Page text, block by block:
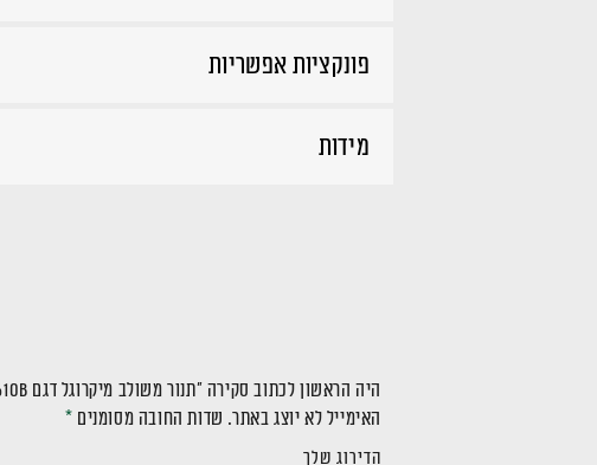
פונקציות אפשריות
מידות
היה הראשון לכתוב סקירה “תנור משולב מיקרוגל דגם CUISINE-7610B”
האימייל לא יוצג באתר. שדות החובה מסומנים *
הדירוג שלך